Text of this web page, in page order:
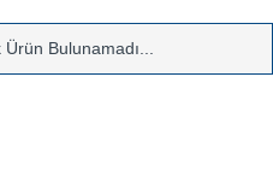
Bulunamadı...